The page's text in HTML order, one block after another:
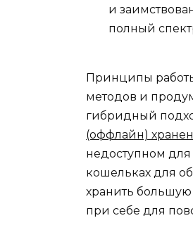
и
полный
Принципы
методов и
гибридный
(оффлайн)
недоступном для
кошельках для
хранить
при себе для